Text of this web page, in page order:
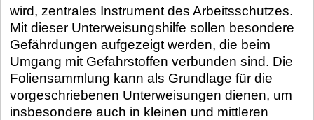
wird, zentrales Instrument des Arbeitsschutzes.
Mit dieser Unterweisungshilfe sollen besondere
Gefährdungen aufgezeigt werden, die beim
Umgang mit Gefahrstoffen verbunden sind. Die
Foliensammlung kann als Grundlage für die
vorgeschriebenen Unterweisungen dienen, um
insbesondere auch in kleinen und mittleren